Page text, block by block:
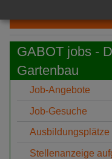
GABOT jobs -
Gartenbau
Job-Angebote
Job-Gesuche
Ausbildungsplätze
Stellenanzeige